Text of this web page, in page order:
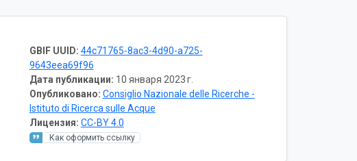
GBIF UUID: 44c71765-8ac3-4d90-a725-
9643eea69f96
Дата публикации: 10 января 2023 г.
Опубликовано: Consiglio Nazionale delle Ricerche -
Istituto di Ricerca sulle Acque
Лицензия: CC-BY 4.0
Как оформить ссылку